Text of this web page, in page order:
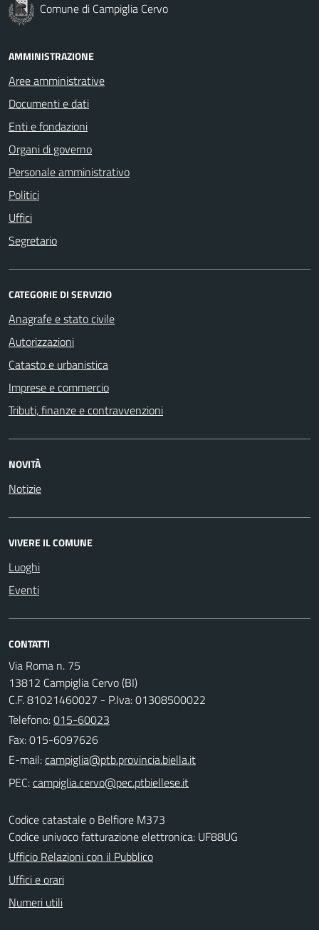
Comune di Campiglia Cervo
AMMINISTRAZIONE
Aree amministrative
Documenti e dati
Enti e fondazioni
Organi di governo
Personale amministrativo
Politici
Uffici
Segretario
CATEGORIE DI SERVIZIO
Anagrafe e stato civile
Autorizzazioni
Catasto e urbanistica
Imprese e commercio
Tributi, finanze e contravvenzioni
NOVITÀ
Notizie
VIVERE IL COMUNE
Luoghi
Eventi
CONTATTI
Via Roma n. 75
13812 Campiglia Cervo (BI)
C.F. 81021460027 - P.Iva: 01308500022
Telefono:015-60023
Fax: 015-6097626
E-mail:
PEC:
Codice catastale o Belfiore M373
Codice univoco fatturazione elettronica: UF88UG
Ufficio Relazioni con il Pubblico
Uffici e orari
Numeri utili